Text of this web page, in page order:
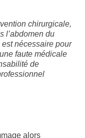
chirurgicale,
l’abdomen du
nécessaire pour
faute médicale
de
alors